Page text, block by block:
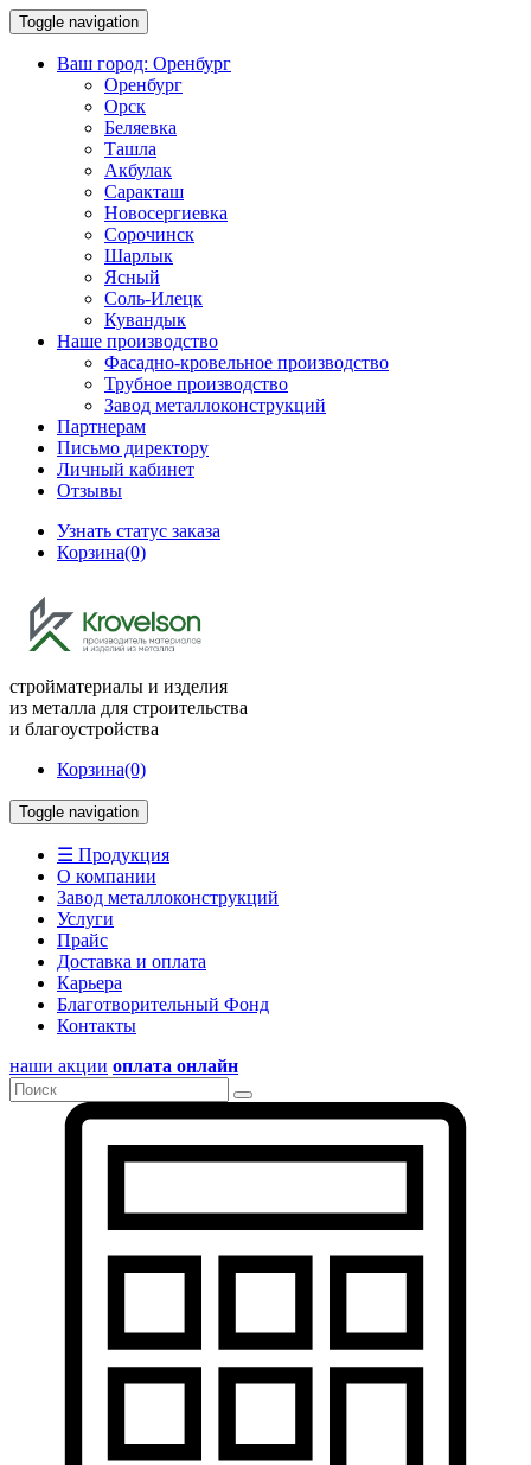
Toggle navigation
Ваш город: Оренбург
Оренбург
Орск
Беляевка
Ташла
Акбулак
Саракташ
Новосергиевка
Сорочинск
Шарлык
Ясный
Соль-Илецк
Кувандык
Наше производство
Фасадно-кровельное производство
Трубное производство
Завод металлоконструкций
Партнерам
Письмо директору
Личный кабинет
Отзывы
Узнать статус заказа
Корзина(0)
стройматериалы и изделия
из металла для строительства
и благоустройства
Корзина(0)
Toggle navigation
☰ Продукция
О компании
Завод металлоконструкций
Услуги
Прайс
Доставка и оплата
Карьера
Благотворительный Фонд
Контакты
наши акции оплата онлайн